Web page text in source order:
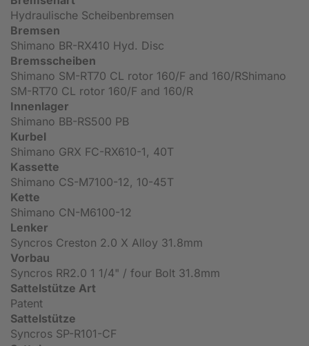
Hydraulische Scheibenbremsen
Bremsen
Shimano BR-RX410 Hyd. Disc
Bremsscheiben
Shimano SM-RT70 CL rotor 160/F and 160/RShimano
SM-RT70 CL rotor 160/F and 160/R
Innenlager
Shimano BB-RS500 PB
Kurbel
Shimano GRX FC-RX610-1, 40T
Kassette
Shimano CS-M7100-12, 10-45T
Kette
Shimano CN-M6100-12
Lenker
Syncros Creston 2.0 X Alloy 31.8mm
Vorbau
Syncros RR2.0 1 1/4" / four Bolt 31.8mm
Sattelstütze Art
Patent
Sattelstütze
Syncros SP-R101-CF